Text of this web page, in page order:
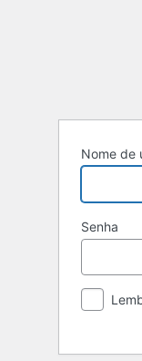
Nome de
Senha